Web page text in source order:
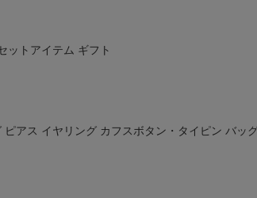
ットアイテム ギフト
ピアス イヤリング カフスボタン・タイピン バッ